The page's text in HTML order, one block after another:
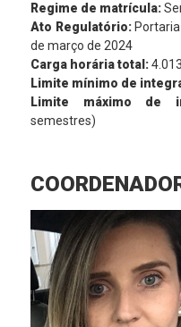
Regime de matrícula:
Ato Regulatório:Portaria
de março de 2024
Carga horária total:
Limite mínimo de
Limite máximo de
semestres)